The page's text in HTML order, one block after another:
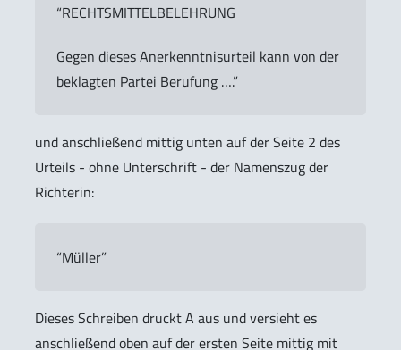
“RECHTSMITTELBELEHRUNG
Gegen dieses Anerkenntnisurteil kann von der
beklagten Partei Berufung ….”
und anschließend mittig unten auf der Seite 2 des
Urteils - ohne Unterschrift - der Namenszug der
Richterin:
“Müller”
Dieses Schreiben druckt A aus und versieht es
anschließend oben auf der ersten Seite mittig mit